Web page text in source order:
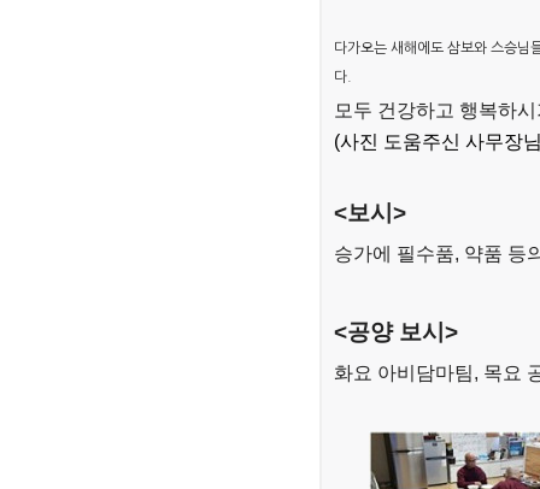
다가오는 새해에도 삼보와 스승님
다.
모두 건강하고 행복하
(사진 도움주신 사무장
<보시>
승가에 필수품, 약품 등
<공양 보시>
화요 아비담마팀, 목요